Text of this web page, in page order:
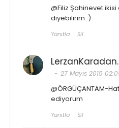
@Filiz Şahinevet ikisi
diyebilirim :)
Yanıtla Sil
27 Mayıs 2015
@ÖRGÜÇANTAM-
ediyorum
Yanıtla Sil